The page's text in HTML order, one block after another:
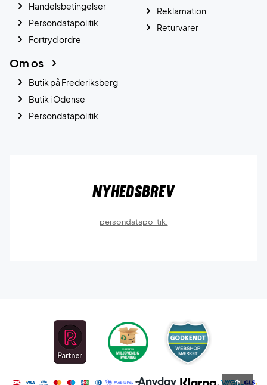
Handelsbetingelser
Persondatapolitik
Fortryd ordre
Reklamation
Returvarer
Om os
Butik på Frederiksberg
Butik i Odense
Persondatapolitik
Nyhedsbrev
persondatapolitik.